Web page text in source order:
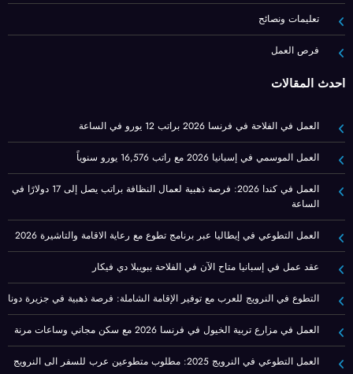
تعليمات ونصائح
فرص العمل
أحدث المقالات
العمل في الفلاحة في فرنسا 2026 براتب 12 يورو في الساعة
العمل الموسمي في إسبانيا 2026 مع راتب 16,576 يورو سنوياً
العمل في كندا 2026: فرصة ذهبية لعمال النظافة براتب يصل إلى 17 دولارًا في
الساعة
العمل التطوعي في إيطاليا عبر برنامج تطوع مع رعاية الاقامة والتاشيرة 2026
عقد عمل في إسبانيا متاح الآن في الفلاحة ببويبلا دي فيكار
التطوع في النرويج للعرب مع توفير الإقامة الشاملة: فرصة ذهبية في جزيرة دونا
العمل في مزارع تربية الخيول في فرنسا 2026 مع سكن مجاني وساعات مرنة
العمل التطوعي في النرويج 2025: مطلوب متطوعين عرب للسفر الى النرويج